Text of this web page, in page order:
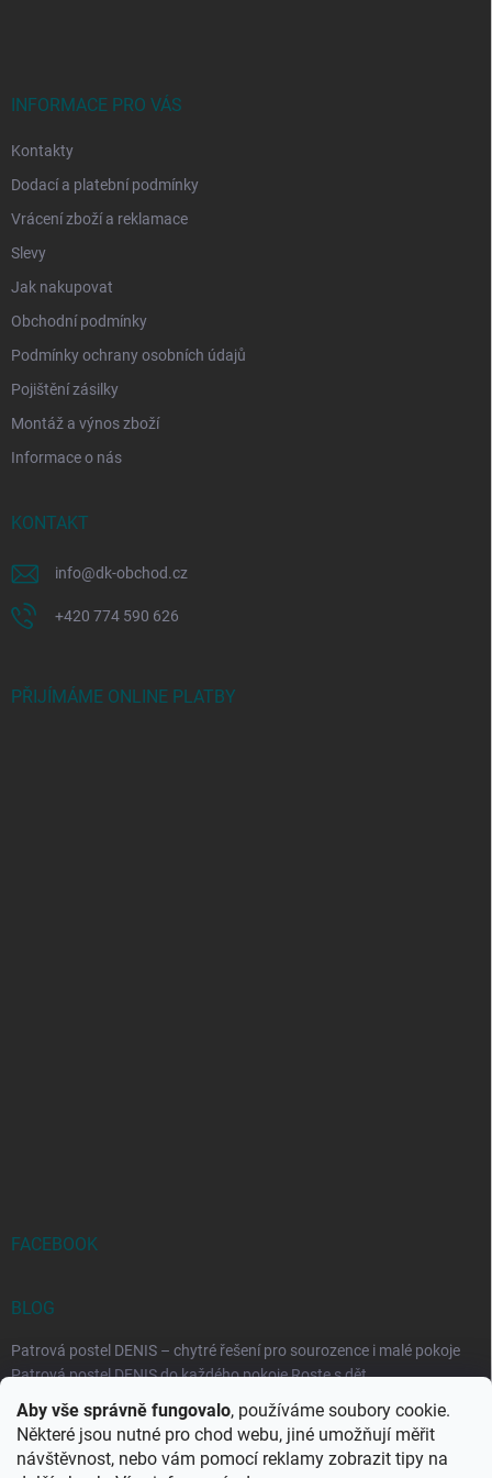
Aby vše správně fungovalo, používáme soubory cookie.
Některé jsou nutné pro chod webu, jiné umožňují měřit
návštěvnost, nebo vám pomocí reklamy zobrazit tipy na
INFORMACE PRO VÁS
Kontakty
Dodací a platební podmínky
Vrácení zboží a reklamace
Slevy
Jak nakupovat
Obchodní podmínky
Podmínky ochrany osobních údajů
Pojištění zásilky
Montáž a výnos zboží
Informace o nás
KONTAKT
info@dk-obchod.cz
+420 774 590 626
PŘIJÍMÁME ONLINE PLATBY
FACEBOOK
BLOG
Patrová postel DENIS – chytré řešení pro sourozence i malé pokoje
Patrová postel DENIS do každého pokoje Roste s dět...
Rozkládací postele RELAX – ideální řešení pro malé prostory i
každodenní spaní
Rozkládací postel, která se přizpůsobí vašemu živo...